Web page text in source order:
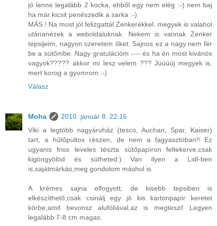
jó lenne legalább 2 kocka, ebből egy nem elég :-) nem baj
ha már kicsit penészedik a sarka :-)
MÁS ! Na most jól felizgattál Zenkerékkel. megyek is valahol
utánanézek a weboldaluknak. Nekem is vannak Zenker
tepsijeim, nagyon szeretem őket. Sajnos ez a nagy nem fér
be a sütőmbe. Nagy gratulációm ---- és ha én most kivánós
vagyok????? akkor mi lesz velem ??? Júúúúj megyek is,
mert korog a gyomrom :-)
Válasz
Moha
2010. január 8. 22:16
Viki a legtöbb nagyáruház (tesco, Auchan, Spar, Kaiser)
tart, a hűtőpultos részen, de nem a fagyasztóban!! Ez
ugyanis friss leveles tészta sütőpapíron feltekerve,csak
kigöngyölöd és sütheted:) Van ilyen a Lidl-ben
is,sajátmárkás,meg gondolom máshol is.
A krémes sajna elfogyott, de kisebb tepsiben is
elkészíthető,csak csinálj egy jó kis kartonpapír keretet
körbe,amit bevonsz alufóliával,az is megteszi! Legyen
legalább 7-8 cm magas.